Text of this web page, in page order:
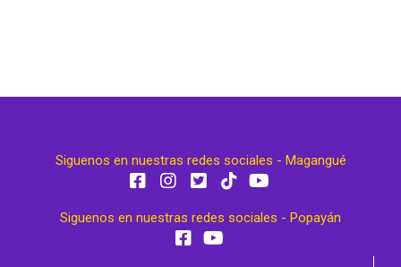
Siguenos en nuestras redes sociales - Magangué
Siguenos en nuestras redes sociales - Popayán